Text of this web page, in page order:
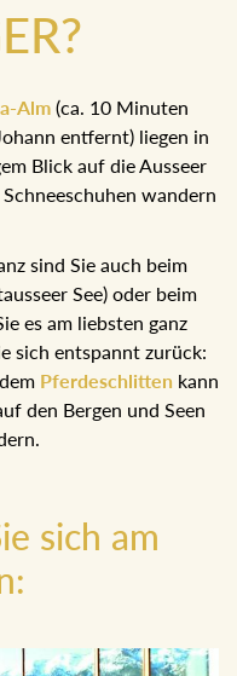
SPUR
Alm(ca. 10 Minuten
entfernt) liegen in
Blick auf die Ausseer
sind Sie auch beim
See) oder beim
es am liebsten ganz
sich entspannt zurück:
dem
sich am